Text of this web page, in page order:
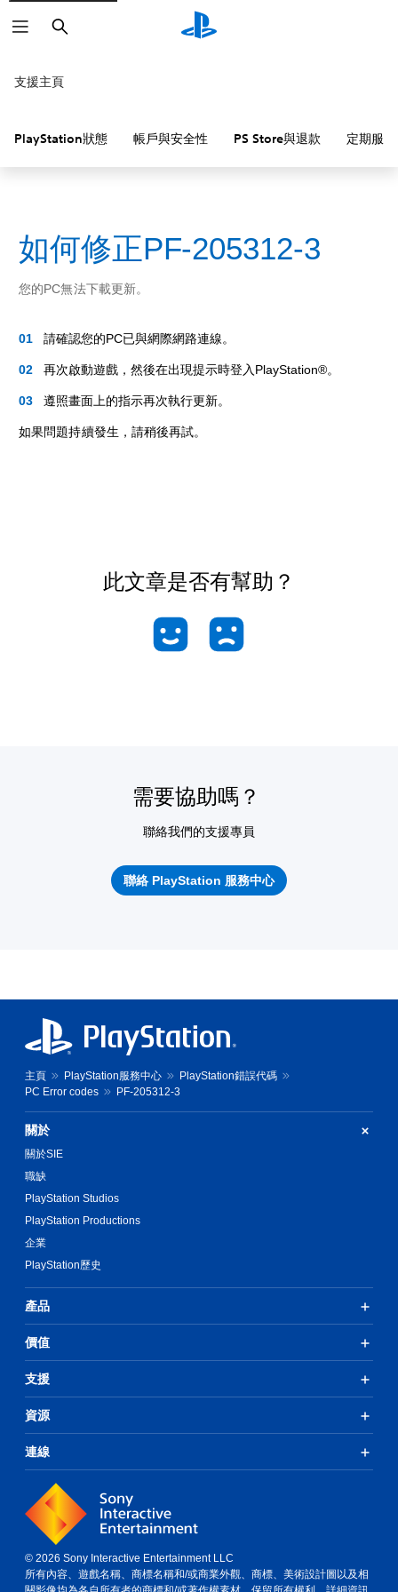
搜
尋
支援主頁
PlayStation狀態 帳戶與安全性 PS Store與退款 定期服務
如何修正PF-205312-3
您的PC無法下載更新。
請確認您的PC已與網際網路連線。
再次啟動遊戲，然後在出現提示時登入PlayStation®。
遵照畫面上的指示再次執行更新。
如果問題持續發生，請稍後再試。
此文章是否有幫助？
需要協助嗎？
聯絡我們的支援專員
聯絡 PlayStation 服務中心
主頁 PlayStation服務中心
PlayStation錯誤代碼
PC Error codes
PF-205312-3
關於
關於SIE
職缺
PlayStation Studios
PlayStation Productions
企業
PlayStation歷史
產品
價值
支援
資源
連線
© 2026 Sony Interactive Entertainment LLC
所有內容、遊戲名稱、商標名稱和/或商業外觀、商標、美術設計圖以及相